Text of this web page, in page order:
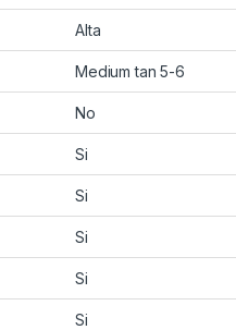
Alta
Medium tan 5-6
No
Si
Si
Si
Si
Si